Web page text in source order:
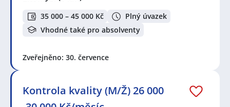
35 000 – 45 000 Kč
Plný úvazek
Vhodné také pro absolventy
Zveřejněno: 30. července
Kontrola kvality (M/Ž) 26 000